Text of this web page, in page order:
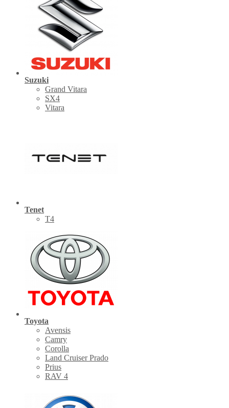
Suzuki
Grand Vitara
SX4
Vitara
Tenet
Т4
Toyota
Avensis
Camry
Corolla
Land Cruiser Prado
Prius
RAV 4